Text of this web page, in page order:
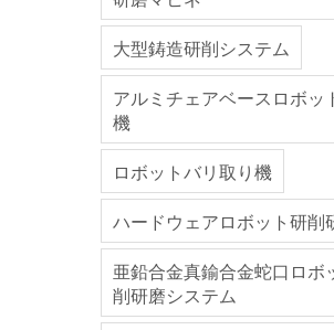
大型鋳造研削システム
アルミチェアベースロボッ
機
ロボットバリ取り機
ハードウェアロボット研削
亜鉛合金真鍮合金蛇口ロボ
削研磨システム